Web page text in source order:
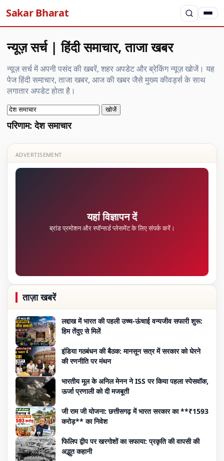
Sakar Bharat
न्यूज़ सर्च | हिंदी समाचार, ताजा खबर
न्यूज़ सर्च में अपनी पसंद की खबरें, शहर अपडेट और ब्रेकिंग न्यूज़ खोजें। यह
पेज हिंदी समाचार, ताजा खबर, आज की खबर जैसे मुख्य कीवर्ड्स के साथ
लगातार अपडेट होता है।
खोजें
परिणाम: देश समाचार
ADVERTISEMENT
यहां विज्ञापन दें
ब्रांड प्रमोशन और स्पॉन्सर्ड प्लेसमेंट के लिए संपर्क करें।
ताज़ा खबरें
लद्दाख में भारत की पहली उच्च-ऊंचाई वन्यजीव सफारी शुरू:
हिम तेंदुए से मिलें
इंडिया गठबंधन की बैठक: मानसून सत्र में सरकार को घेरने
की रणनीति पर मंथन
भारतीय मूल के अनिल मेनन ने ISS पर किया पहला स्पेसवॉक,
ऊर्जा प्रणाली को दी मजबूती
जी राम जी योजना: छत्तीसगढ़ में भारत सरकार का **₹1593
करोड़** का निवेश
फिलिप द्वीप पर खरगोशों का सफाया: प्रकृति की वापसी की
अद्भुत कहानी